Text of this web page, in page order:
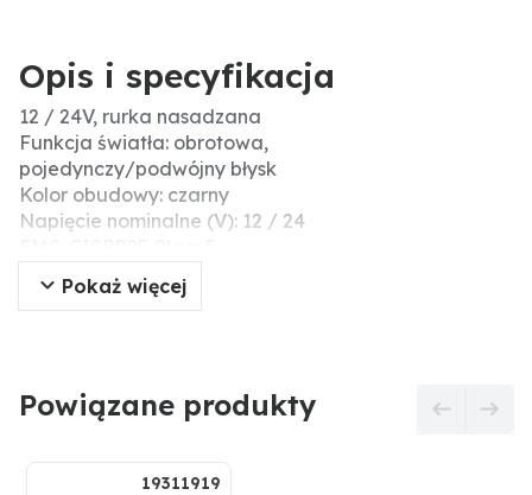
Opis i specyfikacja
12 / 24V, rurka nasadzana
Funkcja światła: obrotowa,
pojedynczy/podwójny błysk
Kolor obudowy: czarny
Napięcie nominalne (V): 12 / 24
Mocowanie: rurka nasadzana
Temperatura robocza (°C): -30 / +50
Pobór mocy (W): 30
Liczba LED: 8
Certyfikat: CE, RoHS, ECE R10, ECE R65
Pokaż więcej
Powiązane produkty
19311919